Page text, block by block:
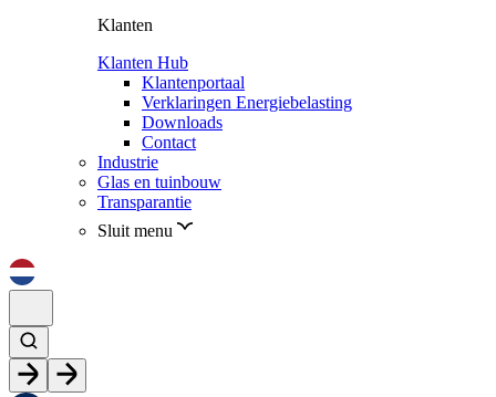
Klanten
Klanten Hub
Klantenportaal
Verklaringen Energiebelasting
Downloads
Contact
Industrie
Glas en tuinbouw
Transparantie
Sluit menu